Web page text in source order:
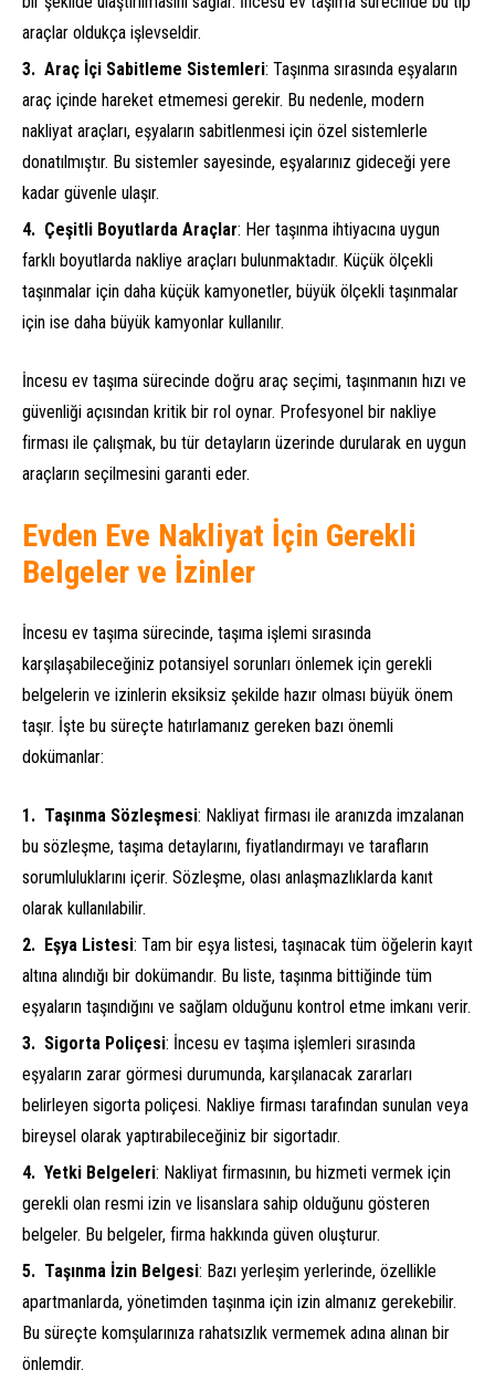
araçlar oldukça işlevseldir.
Araç İçi Sabitleme Sistemleri: Taşınma sırasında eşyaların
araç içinde hareket etmemesi gerekir. Bu nedenle, modern
nakliyat araçları, eşyaların sabitlenmesi için özel sistemlerle
donatılmıştır. Bu sistemler sayesinde, eşyalarınız gideceği yere
kadar güvenle ulaşır.
Çeşitli Boyutlarda Araçlar: Her taşınma ihtiyacına uygun
farklı boyutlarda nakliye araçları bulunmaktadır. Küçük ölçekli
taşınmalar için daha küçük kamyonetler, büyük ölçekli taşınmalar
için ise daha büyük kamyonlar kullanılır.
İncesu ev taşıma sürecinde doğru araç seçimi, taşınmanın hızı ve
güvenliği açısından kritik bir rol oynar. Profesyonel bir nakliye
firması ile çalışmak, bu tür detayların üzerinde durularak en uygun
araçların seçilmesini garanti eder.
Evden Eve Nakliyat İçin Gerekli
Belgeler ve İzinler
İncesu ev taşıma sürecinde, taşıma işlemi sırasında
karşılaşabileceğiniz potansiyel sorunları önlemek için gerekli
belgelerin ve izinlerin eksiksiz şekilde hazır olması büyük önem
taşır. İşte bu süreçte hatırlamanız gereken bazı önemli
dokümanlar:
Taşınma Sözleşmesi: Nakliyat firması ile aranızda imzalanan
bu sözleşme, taşıma detaylarını, fiyatlandırmayı ve tarafların
sorumluluklarını içerir. Sözleşme, olası anlaşmazlıklarda kanıt
olarak kullanılabilir.
Eşya Listesi: Tam bir eşya listesi, taşınacak tüm öğelerin kayıt
altına alındığı bir dokümandır. Bu liste, taşınma bittiğinde tüm
eşyaların taşındığını ve sağlam olduğunu kontrol etme imkanı verir.
Sigorta Poliçesi: İncesu ev taşıma işlemleri sırasında
eşyaların zarar görmesi durumunda, karşılanacak zararları
belirleyen sigorta poliçesi. Nakliye firması tarafından sunulan veya
bireysel olarak yaptırabileceğiniz bir sigortadır.
Yetki Belgeleri: Nakliyat firmasının, bu hizmeti vermek için
gerekli olan resmi izin ve lisanslara sahip olduğunu gösteren
belgeler. Bu belgeler, firma hakkında güven oluşturur.
Taşınma İzin Belgesi: Bazı yerleşim yerlerinde, özellikle
apartmanlarda, yönetimden taşınma için izin almanız gerekebilir.
Bu süreçte komşularınıza rahatsızlık vermemek adına alınan bir
önlemdir.